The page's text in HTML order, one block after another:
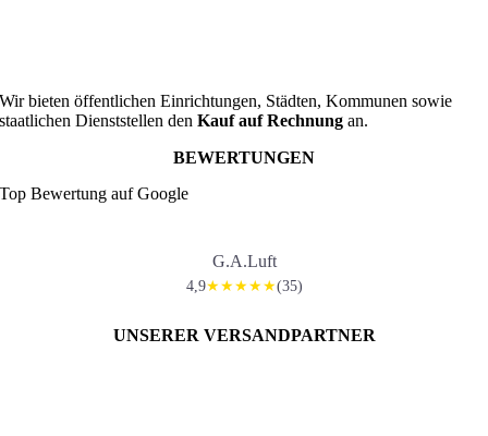
Wir bieten öffentlichen Einrichtungen, Städten, Kommunen sowie
staatlichen Dienststellen denKauf auf Rechnung an.
BEWERTUNGEN
Top Bewertung auf Google
G.A.Luft
4,9★★★★★(35)
UNSERER VERSANDPARTNER